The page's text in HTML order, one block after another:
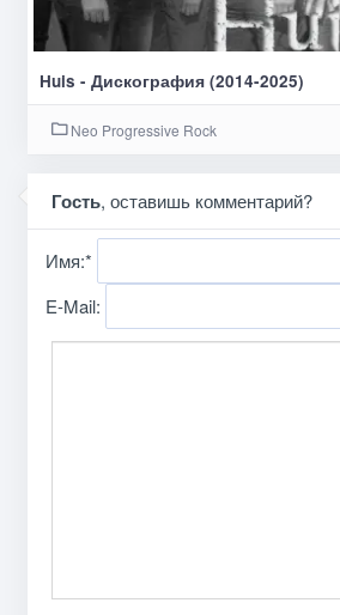
Huis - Дискография (2014-2025)
Neo Progressive Rock
Гость, оставишь комментарий?
Имя:*
E-Mail: